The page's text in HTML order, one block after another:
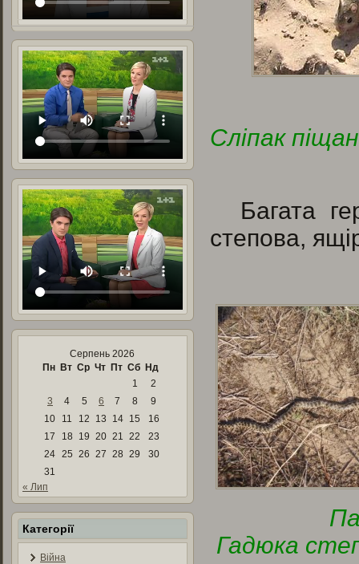
Серпень 2026
Пн Вт Ср Чт Пт Сб Нд
1
2
3
4 5 6 7 8
9
10
11 12 13 14 15
16
17
18 19 20 21 22
23
24 25 26 27 28 29
30
31
« Лип
Категорії
Війна
Сліпак
Багата
степова,
Гадюка